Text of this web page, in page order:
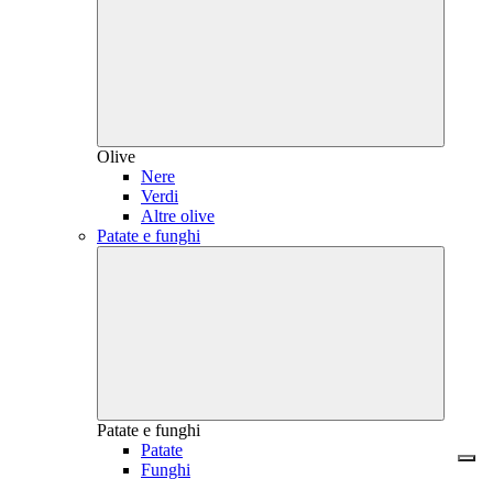
Olive
Nere
Verdi
Altre olive
Patate e funghi
Patate e funghi
Patate
Funghi